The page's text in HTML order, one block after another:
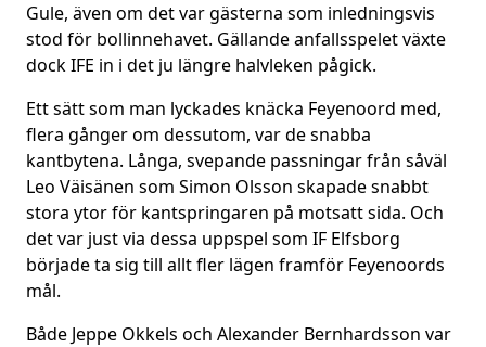
Gule, även om det var gästerna som inledningsvis
stod för bollinnehavet. Gällande anfallsspelet växte
dock IFE in i det ju längre halvleken pågick.
Ett sätt som man lyckades knäcka Feyenoord med,
flera gånger om dessutom, var de snabba
kantbytena. Långa, svepande passningar från såväl
Leo Väisänen som Simon Olsson skapade snabbt
stora ytor för kantspringaren på motsatt sida. Och
det var just via dessa uppspel som IF Elfsborg
började ta sig till allt fler lägen framför Feyenoords
mål.
Både Jeppe Okkels och Alexander Bernhardsson var